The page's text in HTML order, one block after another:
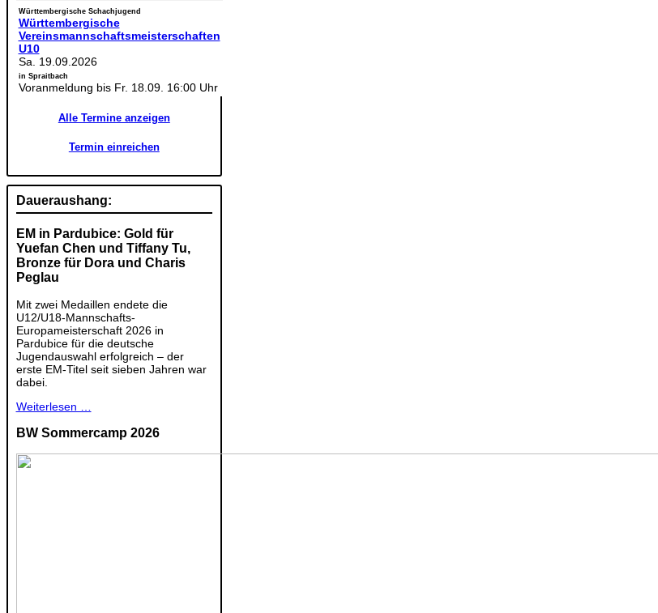
Württembergische Schachjugend
Württembergische
Vereinsmannschaftsmeisterschaften
U10
Sa. 19.09.2026
in Spraitbach
Voranmeldung bis Fr. 18.09. 16:00 Uhr
Alle Termine anzeigen
Termin einreichen
Daueraushang:
EM in Pardubice: Gold für
Yuefan Chen und Tiffany Tu,
Bronze für Dora und Charis
Peglau
Mit zwei Medaillen endete die
U12/U18-Mannschafts-
Europameisterschaft 2026 in
Pardubice für die deutsche
Jugendauswahl erfolgreich – der
erste EM-Titel seit sieben Jahren war
dabei.
Weiterlesen …
BW Sommercamp 2026